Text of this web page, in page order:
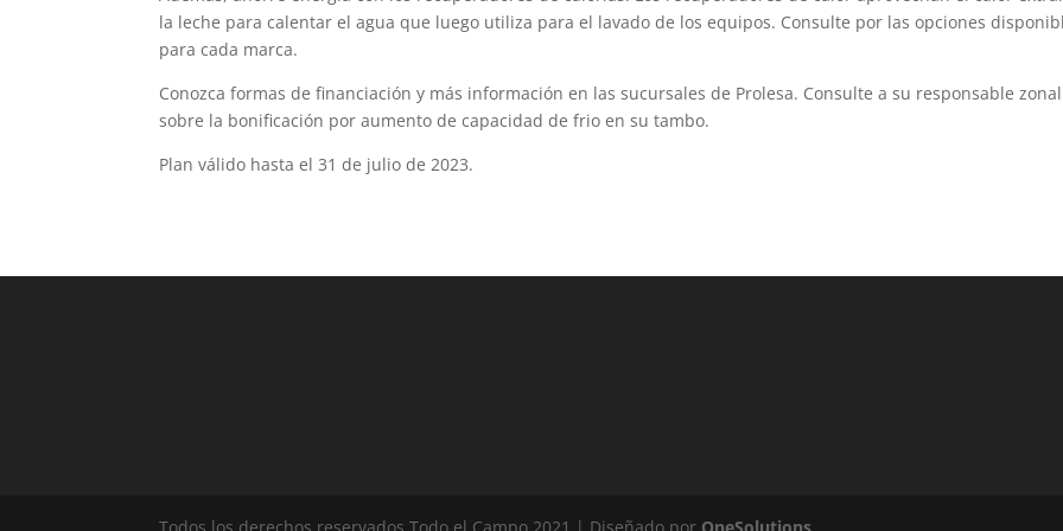
la leche para calentar el agua que luego utiliza para el lavado de los equipos. Consulte por las opciones
para cada marca.
Conozca formas de financiación y más información en las sucursales de Prolesa. Consulte a su responsable zonal
sobre la bonificación por aumento de capacidad de frio en su tambo.
Plan válido hasta el 31 de julio de 2023.
Todos los derechos reservados Todo el Campo 2021 | Diseñado por OneSolutions